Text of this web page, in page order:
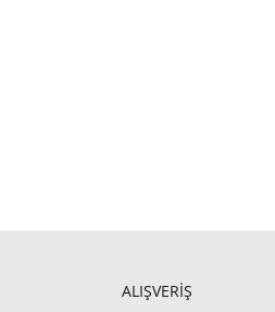
ALIŞVERİŞ